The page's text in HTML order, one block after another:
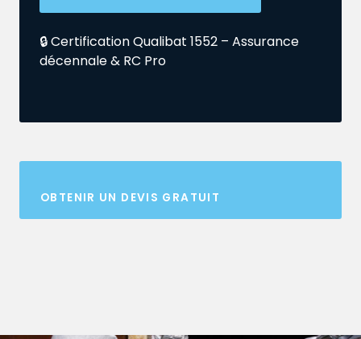
🔒 Certification Qualibat 1552 – Assurance
décennale & RC Pro
OBTENIR UN DEVIS GRATUIT